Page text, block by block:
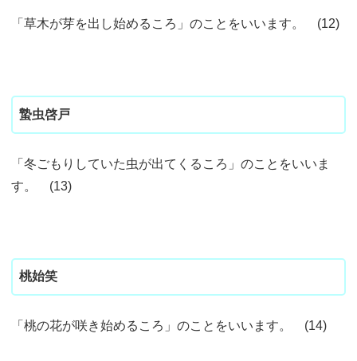
「草木が芽を出し始めるころ」のことをいいます。 (12)
蟄虫啓戸
「冬ごもりしていた虫が出てくるころ」のことをいいま
す。 (13)
桃始笑
「桃の花が咲き始めるころ」のことをいいます。 (14)